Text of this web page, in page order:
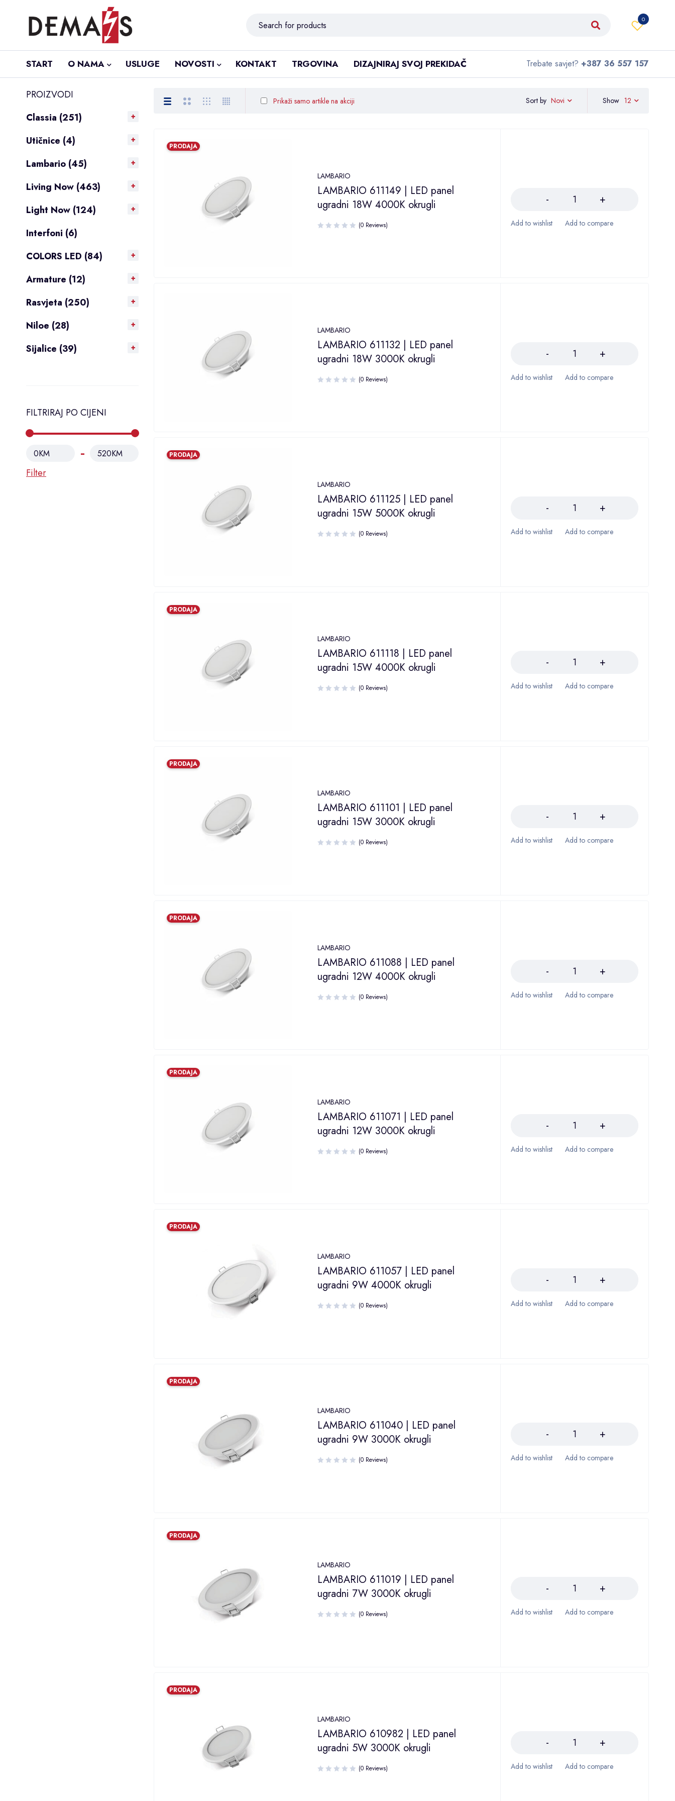
0
START O NAMA USLUGE NOVOSTI KONTAKT TRGOVINA DIZAJNIRAJ SVOJ PREKIDAČ Trebate savjet? +387 36 557 157
PROIZVODI
Classia (251)
Utičnice (4)
Lambario (45)
Living Now (463)
Light Now (124)
Interfoni (6)
COLORS LED (84)
Armature (12)
Rasvjeta (250)
Niloe (28)
Sijalice (39)
FILTRIRAJ PO CIJENI
Filter
0KM 520KM
Sort by Novi
Prikaži samo artikle na akciji Show 12
PRODAJA
LAMBARIO
LAMBARIO 611149 | LED panel
ugradni 18W 4000K okrugli
(0 Reviews)
LAMBARIO
LAMBARIO 611132 | LED panel
ugradni 18W 3000K okrugli
(0 Reviews)
PRODAJA
LAMBARIO
LAMBARIO 611125 | LED panel
ugradni 15W 5000K okrugli
(0 Reviews)
PRODAJA
LAMBARIO
LAMBARIO 611118 | LED panel
ugradni 15W 4000K okrugli
(0 Reviews)
PRODAJA
LAMBARIO
LAMBARIO 611101 | LED panel
ugradni 15W 3000K okrugli
(0 Reviews)
PRODAJA
LAMBARIO
LAMBARIO 611088 | LED panel
ugradni 12W 4000K okrugli
(0 Reviews)
PRODAJA
LAMBARIO
LAMBARIO 611071 | LED panel
ugradni 12W 3000K okrugli
(0 Reviews)
PRODAJA
LAMBARIO
LAMBARIO 611057 | LED panel
ugradni 9W 4000K okrugli
(0 Reviews)
PRODAJA
LAMBARIO
LAMBARIO 611040 | LED panel
ugradni 9W 3000K okrugli
(0 Reviews)
PRODAJA
LAMBARIO
LAMBARIO 611019 | LED panel
ugradni 7W 3000K okrugli
(0 Reviews)
PRODAJA
LAMBARIO
LAMBARIO 610982 | LED panel
ugradni 5W 3000K okrugli
(0 Reviews)